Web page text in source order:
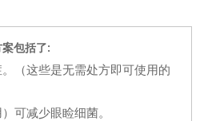
包括了:
（这些是无需处方即可使用的
可减少眼睑细菌。